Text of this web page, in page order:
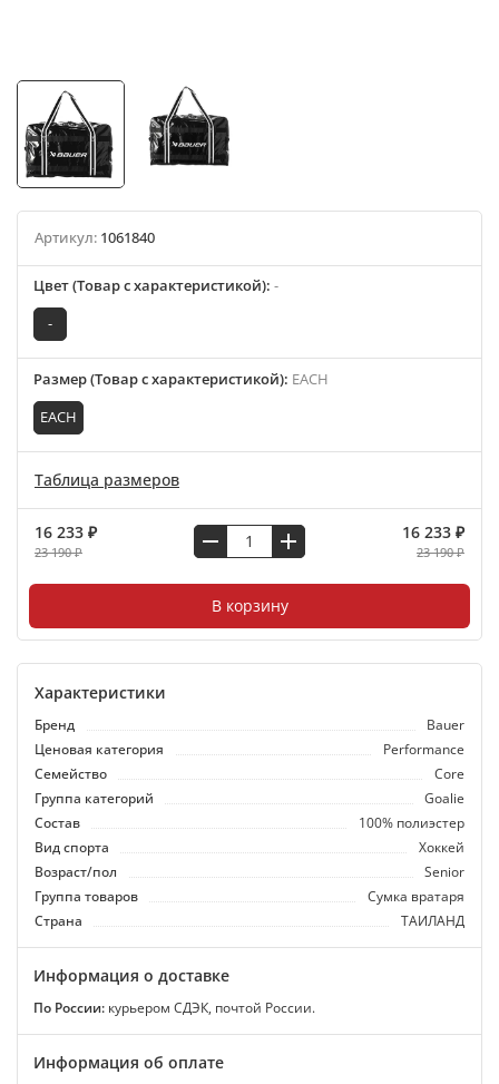
Артикул: 1061840
Цвет (Товар с характеристикой): -
-
Размер (Товар с характеристикой): EACH
EACH
Таблица размеров
16 233 ₽
23 190 ₽
16 233 ₽
23 190 ₽
В корзину
Характеристики
Бренд
Bauer
Ценовая категория
Performance
Семейство
Core
Группа категорий
Goalie
Состав
100% полиэстер
Вид спорта
Хоккей
Возраст/пол
Senior
Группа товаров
Сумка вратаря
Страна
ТАИЛАНД
Информация о доставке
По России: курьером СДЭК, почтой России.
Информация об оплате